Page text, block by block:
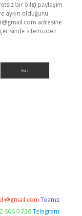
bir bilgi paylaşım
aykırı olduğunu
adresine
sitemizden
Teams:
606 0 726 Telegram: